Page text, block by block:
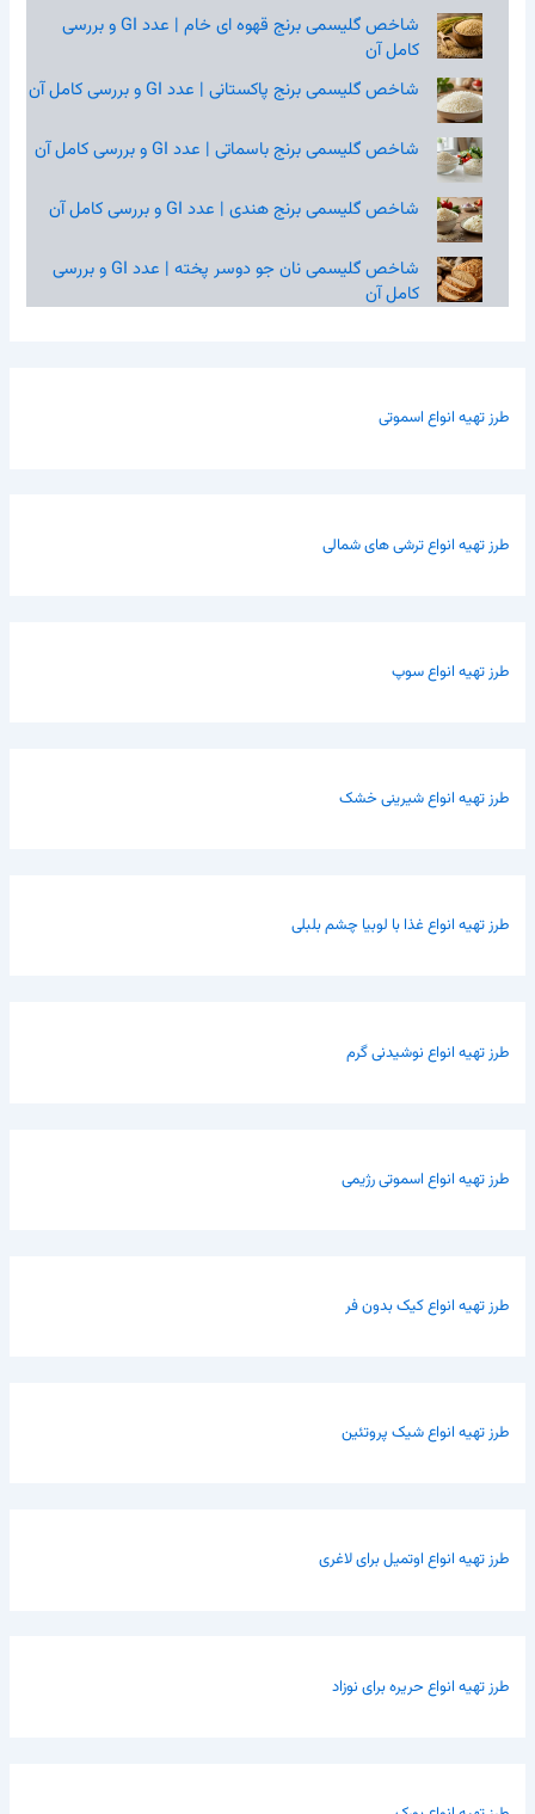
شاخص گلیسمی برنج قهوه‌ ای خام | عدد GI و بررسی
کامل آن
شاخص گلیسمی برنج پاکستانی | عدد GI و بررسی کامل آن
شاخص گلیسمی برنج باسماتی | عدد GI و بررسی کامل آن
شاخص گلیسمی برنج هندی | عدد GI و بررسی کامل آن
شاخص گلیسمی نان جو دوسر پخته | عدد GI و بررسی
کامل آن
طرز تهیه انواع اسموتی
طرز تهیه انواع ترشی های شمالی
طرز تهیه انواع سوپ
طرز تهیه انواع شیرینی خشک
طرز تهیه انواع غذا با لوبیا چشم بلبلی
طرز تهیه انواع نوشیدنی گرم
طرز تهیه انواع اسموتی رژیمی
طرز تهیه انواع کیک بدون فر
طرز تهیه انواع شیک پروتئین
طرز تهیه انواع اوتمیل برای لاغری
طرز تهیه انواع حریره برای نوزاد